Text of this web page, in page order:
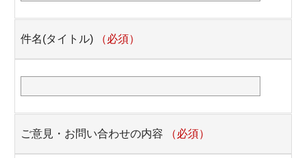
件名(タイトル) （必須）
ご意見・お問い合わせの内容 （必須）